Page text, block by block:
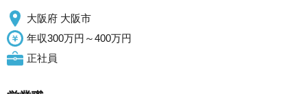
大阪府 大阪市
年収300万円～400万円
正社員